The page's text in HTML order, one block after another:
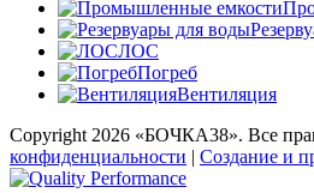
ЛОС
Погреб
Вентиляция
Copyright 2026 «БОЧКА38». Все
конфиденциальности | Создание и